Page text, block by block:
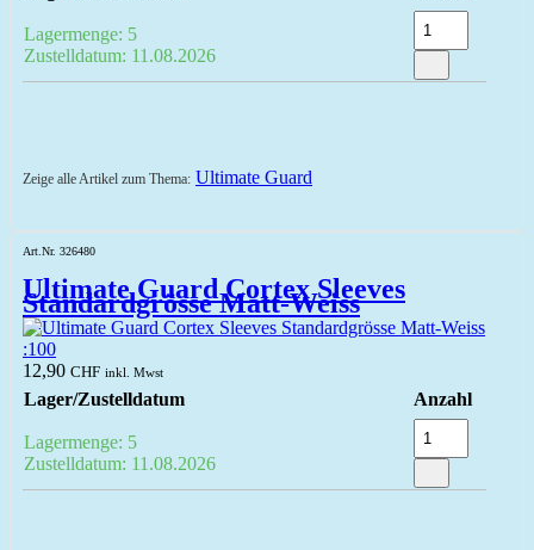
Lagermenge: 5
Zustelldatum: 11.08.2026
Zeige alle Artikel zum Thema: Ultimate Guard
Art.Nr. 326480
Ultimate Guard Cortex Sleeves
Standardgrösse Matt-Weiss
100
12,90 CHF inkl. Mwst
Lager/Zustelldatum Anzahl
Lagermenge: 5
Zustelldatum: 11.08.2026